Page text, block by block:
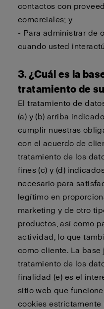
contactos con
comerciales; y
- Para administrar de
cuando usted
3. ¿Cuál es la
tratamiento de
El tratamiento de
(a) y (b) arriba
cumplir nuestras
con el acuerdo de
tratamiento de los
fines (c) y (d)
necesario para
legítimo en
marketing y de otro
productos, así como
actividad, lo que
como cliente. La base
tratamiento de los
finalidad (e) es el
sitio web que
cookies estrictamente